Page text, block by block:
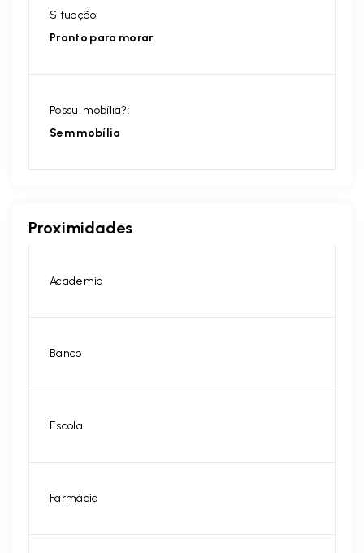
Situação:
Pronto para morar
Possui mobília?:
Sem mobília
Proximidades
Academia
Banco
Escola
Farmácia